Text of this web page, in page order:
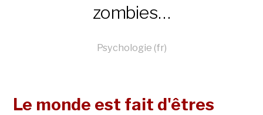
zombies…
Psychologie (fr)
Le monde est fait d'êtres